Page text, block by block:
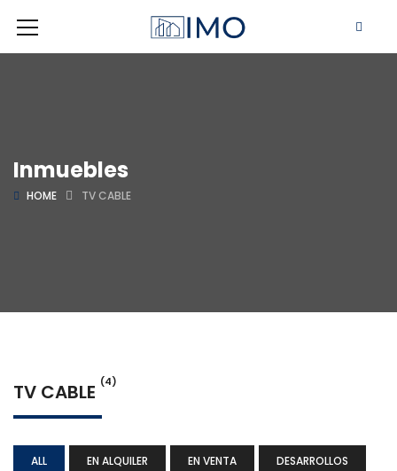
Inmuebles
HOME TV CABLE
TV CABLE (4)
ALL EN ALQUILER EN VENTA DESARROLLOS